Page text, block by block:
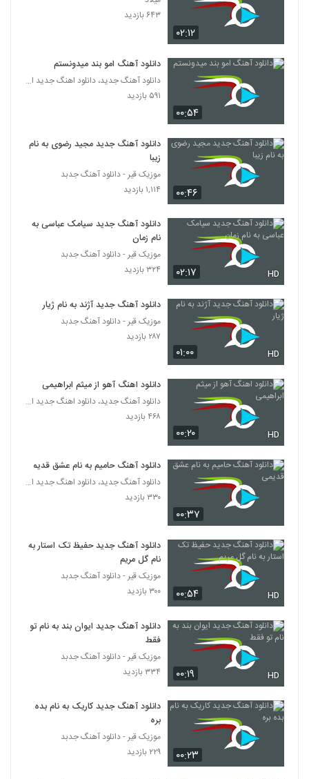
Dehghan Rabeteh)
۲۵۴ بازدید
آهنگ حضرت عشق از شایان غفاری(پاپ)
دانلود آهنگ محمد طالبی ببار بارون
(Mohammad Talebi Bebar Baroon)
۲۹۰ بازدید
آهنگ غرور از الون(پاپ)
Amir Rashidan Divonehtar
3664
Amin Dadashi Behesht
3665
آهنگ رویا از مسعود مالمیر(پاپ)
۳۲۵ بازدید
دانلود آهنگ دیوونه تو از رایبد
3667
دانلود آهنگ بغض آسمان از پرهام آگاه
امیر فخرالدین آهنگ چه خبرته
۳۷۵ بازدید
دانلود آهنگ جدید و زیبای رضا بهاری با نام
خلوت آشکار
3670
موزیک زیبای دنیای چشمات از مرتضی طالبی
۳۱۶ بازدید
3671
دانلود آهنگ مهدی کیا تویی تو
۳۱۶ بازدید
دانلود آهنگ جدید و زیبای امیر اکو با نام بی ما
دنیایی نیس
۰۲:۱۲
۶۴۳ بازدید
۰۰:۵۴
دانلود آهنگ امو بند میدونستم
دانلود آهنگ جدید، دانلود اهنگ جدید ایرانی
۵۹۱ بازدید
۰۰:۴۶
دانلود آهنگ جدید مجید رضوی به نام
زیبا
موزیک قیر - دانلود آهنگ جدبد
۱,۱۱۴ بازدید
۰۲:۱۷ HD
دانلود آهنگ جدید سیامک عباسی به
نام زمان
موزیک قیر - دانلود آهنگ جدبد
۳۲۴ بازدید
۰۱:۰۰ HD
دانلود آهنگ جدید آژند به نام ژیار
موزیک قیر - دانلود آهنگ جدبد
۲۸۷ بازدید
۰۰:۲۰ HD
دانلود اهنگ آهو از میثم ابراهیمی
دانلود آهنگ جدید، دانلود اهنگ جدید ایرانی
۴۶۸ بازدید
۰۰:۳۷
دانلود آهنگ حامیم به نام عشق قدیمی
دانلود آهنگ جدید، دانلود اهنگ جدید ایرانی
۳۳۰ بازدید
۰۰:۵۴ HD
دانلود آهنگ جدید حفیظ تک استار به
نام گل مریم
موزیک قیر - دانلود آهنگ جدبد
۳۰۰ بازدید
۰۰:۱۹ HD
دانلود آهنگ جدید ایوان بند به نام تو
فقط
موزیک قیر - دانلود آهنگ جدبد
۳۳۴ بازدید
۰۰:۲۳
دانلود آهنگ جدید کاریک به نام بده
بره
موزیک قیر - دانلود آهنگ جدبد
۲۲۹ بازدید